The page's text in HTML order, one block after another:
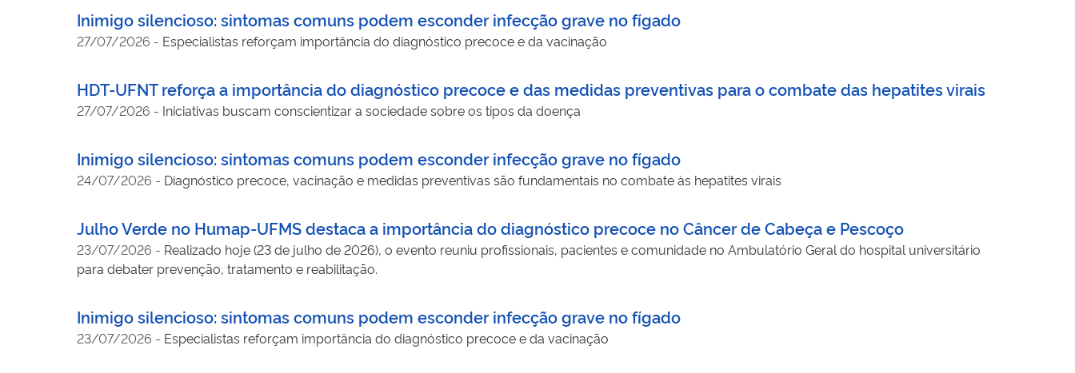
Inimigo silencioso: sintomas comuns podem esconder infecção grave no fígado
27/07/2026 - Especialistas reforçam importância do diagnóstico precoce e da vacinação
HDT-UFNT reforça a importância do diagnóstico precoce e das medidas preventivas para o combate das hepatites virais
27/07/2026 - Iniciativas buscam conscientizar a sociedade sobre os tipos da doença
Inimigo silencioso: sintomas comuns podem esconder infecção grave no fígado
24/07/2026 - Diagnóstico precoce, vacinação e medidas preventivas são fundamentais no combate às hepatites virais
Julho Verde no Humap-UFMS destaca a importância do diagnóstico precoce no Câncer de Cabeça e Pescoço
23/07/2026 - Realizado hoje (23 de julho de 2026), o evento reuniu profissionais, pacientes e comunidade no Ambulatório Geral do hospital universitário
para debater prevenção, tratamento e reabilitação.
Inimigo silencioso: sintomas comuns podem esconder infecção grave no fígado
23/07/2026 - Especialistas reforçam importância do diagnóstico precoce e da vacinação